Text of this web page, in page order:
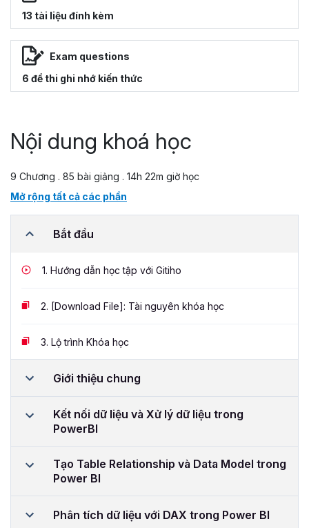
13 tài liệu đính kèm
Exam questions
6 đề thi ghi nhớ kiến thức
Nội dung khoá học
9 Chương . 85 bài giảng . 14h 22m giờ học
Mở rộng tất cả các phần
Bắt đầu
1. Hướng dẫn học tập với Gitiho
2. [Download File]: Tài nguyên khóa học
3. Lộ trình Khóa học
Giới thiệu chung
Kết nối dữ liệu và Xử lý dữ liệu trong
PowerBI
Tạo Table Relationship và Data Model trong
Power BI
Phân tích dữ liệu với DAX trong Power BI